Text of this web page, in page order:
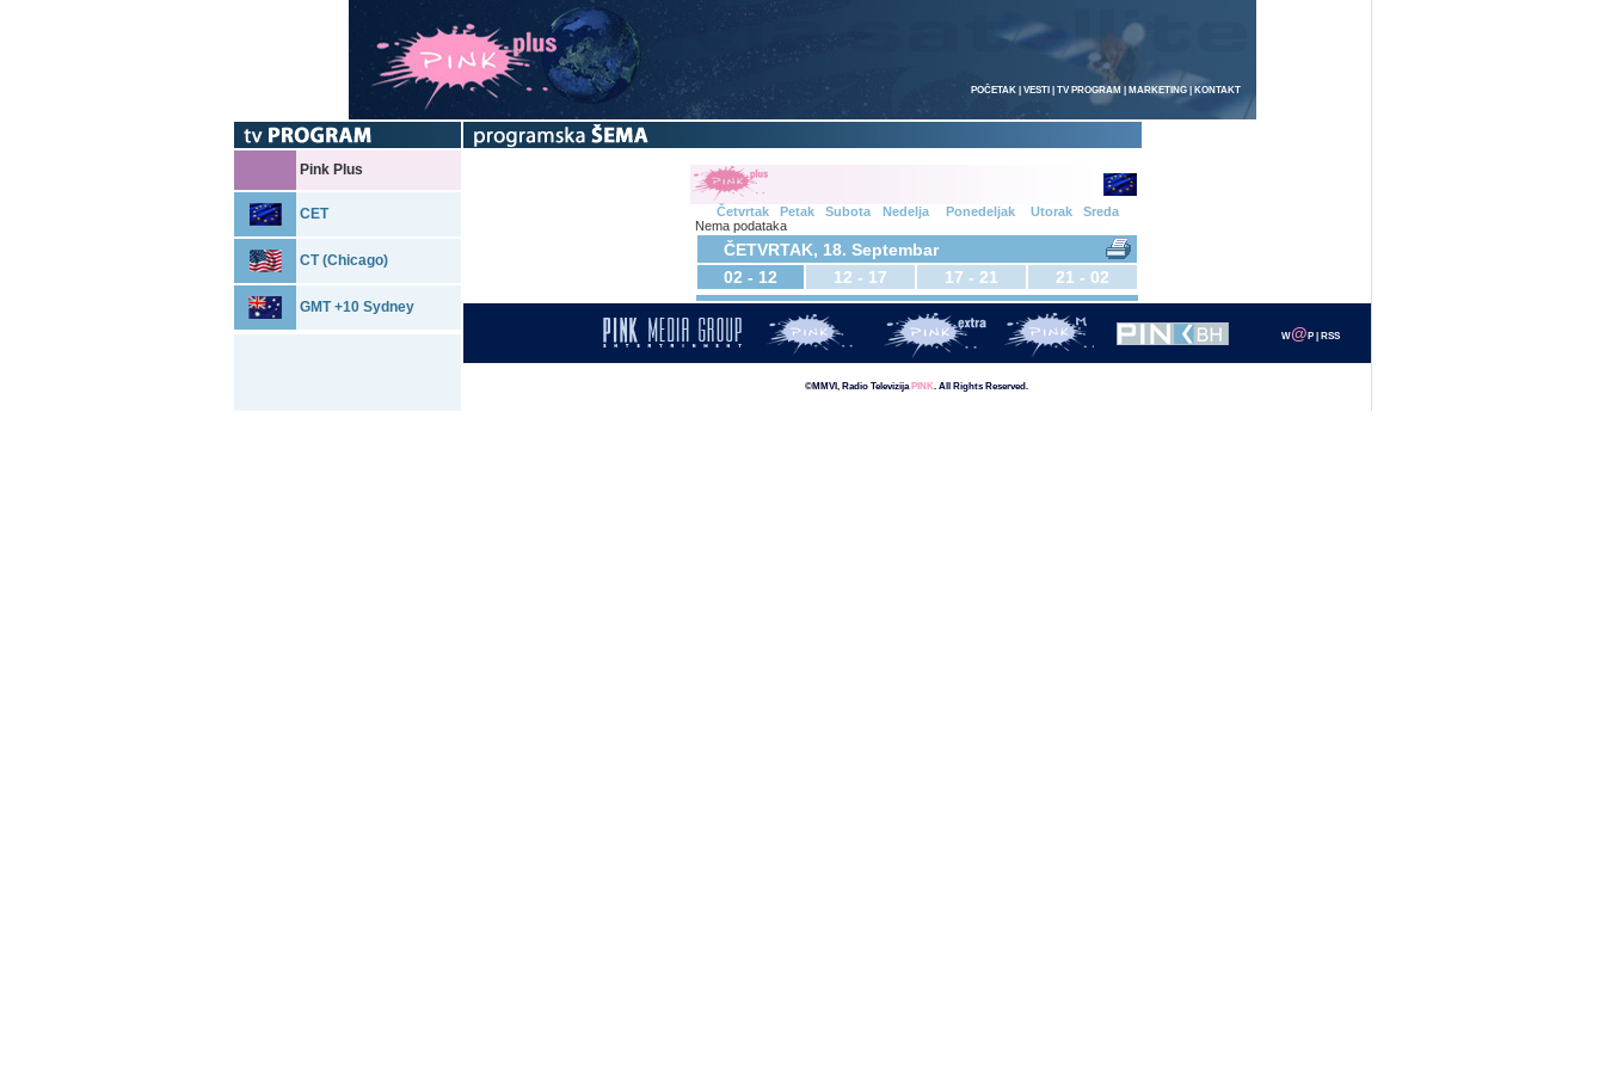
POČETAK| VESTI TV PROGRAM MARKETING| KONTAKT
Pink Plus
CET
CT (Chicago)
GMT +10 Sydney
Četvrtak Petak Subota Nedelja Ponedeljak Utorak
Sreda
Nema podataka
ČETVRTAK, 18. Septembar
02 - 12
12 - 17 17 - 21 21 - 02
W@ P RSS
©MMVI, Radio Televizija PINK. All Rights Reserved.